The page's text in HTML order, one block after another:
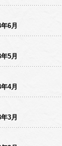
6月
5月
4月
3月